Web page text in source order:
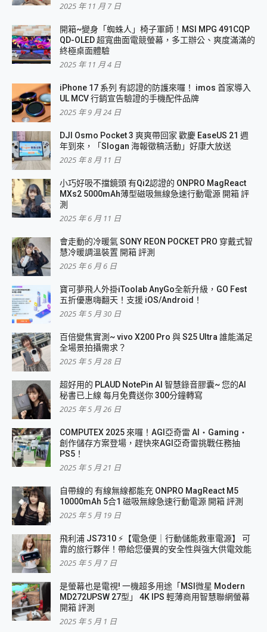
2025 年 11 月 7 日
開箱~變身「蜘蛛人」椅子軍師！MSI MPG 491CQP
QD-OLED 超寬曲面電競螢幕，多工辦公、爽度滿滿的
終極桌面體驗
2025 年 11 月 4 日
iPhone 17 系列 有認證的防護來囉！ imos 首家導入
UL MCV 行銷宣告驗證的手機配件品牌
2025 年 9 月 24 日
DJI Osmo Pocket 3 爽爽帶回家 歡慶 EaseUS 21 週
年到來，「Slogan 海報徵稿活動」好康大放送
2025 年 8 月 11 日
小巧好吸不擋鏡頭 有Qi2認證的 ONPRO MagReact
MXs2 5000mAh薄型磁吸無線急速行動電源 開箱 評
測
2025 年 6 月 11 日
會走動的冷暖氣 SONY REON POCKET PRO 穿戴式智
慧冷暖調溫裝置 開箱 評測
2025 年 6 月 6 日
寶可夢飛人外掛iToolab AnyGo全新升級，GO Fest
五折優惠嗨翻天！支援 iOS/Android！
2025 年 5 月 30 日
百倍變焦實測~ vivo X200 Pro 與 S25 Ultra 誰能滿足
全場景拍攝需求？
2025 年 5 月 28 日
超好用的 PLAUD NotePin AI 智慧錄音膠囊~ 您的AI
秘書已上線 每月免費送你 300分鐘轉寫
2025 年 5 月 26 日
COMPUTEX 2025 來囉！AGI亞奇雷 AI・Gaming・
創作儲存方案登場，趕快來AGI亞奇雷挑戰任務抽
PS5！
2025 年 5 月 21 日
自帶線的 有線無線都能充 ONPRO MagReact M5
10000mAh 5合1 磁吸無線急速行動電源 開箱 評測
2025 年 5 月 19 日
飛利浦 JS7310 ⚡【電急便｜行動儲能救車電源】 可
靠的旅行夥伴！帶給您優異的安全性與強大供電效能
2025 年 5 月 7 日
是螢幕也是電視! 一機超多用途「MSI微星 Modern
MD272UPSW 27型」 4K IPS 輕薄商用智慧聯網螢幕
開箱 評測
2025 年 5 月 1 日